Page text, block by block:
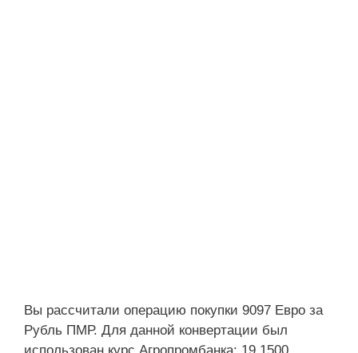
Вы рассчитали операцию покупки 9097 Евро за
Рубль ПМР. Для данной конвертации был